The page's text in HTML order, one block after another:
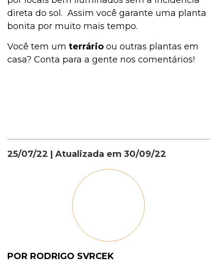
direta do sol. Assim você garante uma planta
bonita por muito mais tempo.
Você tem um terrário ou outras plantas em
casa? Conta para a gente nos comentários!
25/07/22 | Atualizada em 30/09/22
POR RODRIGO SVRCEK